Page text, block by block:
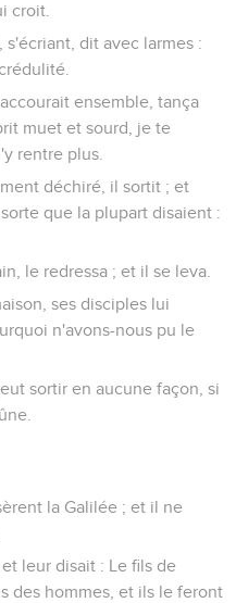
croit.
dit avec larmes :
ensemble, tança
muet et sourd, je te
rentre plus.
déchiré, il sortit ; et
que la plupart disaient :
le redressa ; et il se leva.
ses disciples lui
n'avons-nous pu le
sortir en aucune façon, si
la Galilée ; et il ne
leur disait : Le fils de
des hommes, et ils le feront